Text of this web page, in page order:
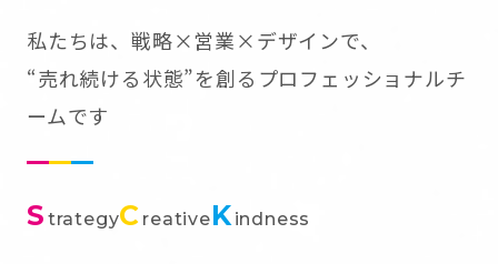
私たちは、戦略×営業×デザインで、
“売れ続ける状態”を創るプロフェッショナルチ
ームです
S trategyC reativeKindness